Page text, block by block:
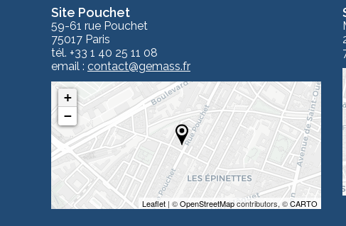
Site Pouchet
59-61 rue Pouchet
75017 Paris
tél. +33 1 40 25 11 08
email : contact@gemass.fr
+
−
Leaflet | ©OpenStreetMapcontributors, ©CARTO